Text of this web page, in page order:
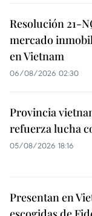
Resolución 21-
mercado
en Vietnam
06/08/2026 02:30
Provincia
refuerza lucha
05/08/2026 18:16
Presentan en